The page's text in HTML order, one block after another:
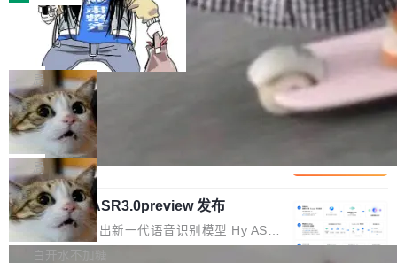
装完即用。 开源地址：Gitee · GitCode · GitHu
b 安装 支持 Java 8+（8~26）、macOS / Linu
x / Windows / Harmony PC。 # macOS / Linu
x / Harmony PC curl -fsSL https://solon.noea
r.org/solon...
体。企业级代码仓库通常包含数十万乃至数百万
个文件，其规模远超单次模型调用可承载的上下
文窗口。随着项目规模的持续扩张与代码历史的
不断累积，代码仓中的模块关系、接口契约、业
务逻辑等关键信息往往分散于数十乃至数百个文
件之中，形成高度复杂的知识关联网络。传统的
代码检索手段（如关键词匹配、目录遍历）仅能
在语法层面完成文本定位，难以触及代码的语义
内涵与结构关联，导致开发者使用代码智能体在
理解大规模代码仓时面临显著"代码仓理解"瓶
颈。 代码仓深度理解服务（以下简称" CodeBas
e深度理解服务"）是华为云码道（CodeA...
一条“删库”命令跑 17 小时，算法工程
师删光 89TB 数据只为干私活
最高人民检察院8月4日公布了一起案件：北京一
名90后算法工程师王某，为了给自己接的私活腾
服务器空间，删光了公司AI游戏部门的全部核心
数据。 王某2024年1月入职东城区某科技公司AI
短剧部门，有互联网大厂背景。在公司内部架构
调整期间，部门三次通知全员将数据从A集群迁
移到B集群，王某都回复了"收到"。 他没有迁移
数据。2024年9月3日下午4点，他使用此前登录
的账号密码进入A集群，输入了一条被程序员圈
称为"删库跑路"的命令——最高管理员权限、无
局
Cloudflare 分享推理优化实践：KV ca
che 量化 + 权重压缩，吞吐量提升 4
1%，成本降 30%
Kimi 和 GLM 是当前最强的大模型系列之一，但
它们有一个共同的问题：太吃显存了。月之暗面
的 Kimi K 系列和智谱的 GLM 都是长上下文、M
oE 架构的大模型，好用到让人上瘾，但 GPU 显
存永远不够用。 Cloudflare 的 Workers AI 团队
一直在跑这些模型的推理。他们在官方博客上发
局
腾讯混元 Hy ASR3.0preview 发布
腾讯混元正式推出新一代语音识别模型 Hy ASR
3.0preview。基于最新一代大语言模型 Hy3 的
白开水不加糖